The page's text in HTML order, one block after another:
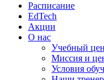
Расписание
EdTech
Акции
О нас
Учебный
Миссия и
Условия